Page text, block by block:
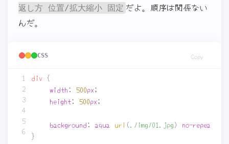
返し方 位置/拡大縮小 固定 だよ。順序は関係ない
んだ。
CSS Copy
2
3
4
5
div {
width: 500px;
height: 500px;
background: aqua url (./img/01.jpg) no-repeat
}